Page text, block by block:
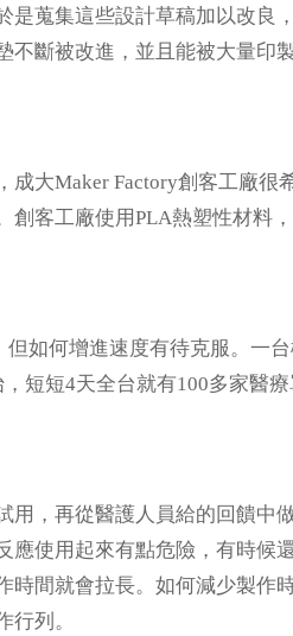
蒐集這些設計草稿加以改良
斷被改進，並且能被大量印
大Maker Factory創客工廠
客工廠使用PLA熱塑性材料
如何增進速度有待克服。一
短短4天全台就有100多家醫
，再從醫護人員給的回饋中
使用起來有點危險，有時候
間就會拉長。如何減少製作
列。